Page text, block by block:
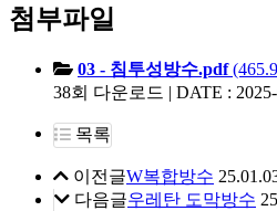
첨부파일
03 - 침투성방수.pdf
38회 다운로드 | DATE :
목록
이전글W복합방수
다음글우레탄 도막방수